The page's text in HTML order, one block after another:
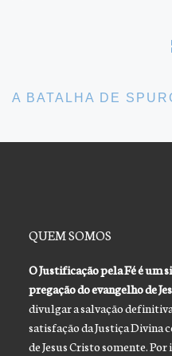
QUEM SOMOS
O Justificação pela Fé é um
pregação do evangelho de
divulgar a salvação
satisfação da Justiça Divina
de Jesus Cristo somente.